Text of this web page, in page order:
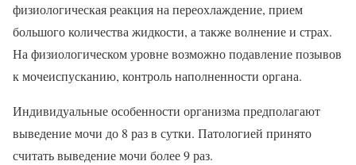
физиологическая реакция на переохлаждение, прием
большого количества жидкости, а также волнение и страх.
На физиологическом уровне возможно подавление позывов
к мочеиспусканию, контроль наполненности органа.
Индивидуальные особенности организма предполагают
выведение мочи до 8 раз в сутки. Патологией принято
считать выведение мочи более 9 раз.